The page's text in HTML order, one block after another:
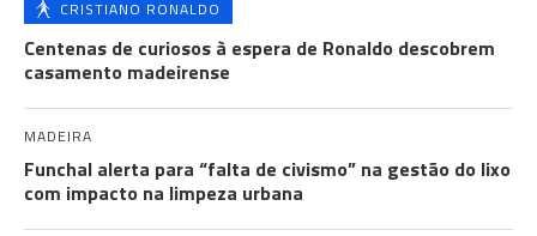
CRISTIANO RONALDO
Centenas de curiosos à espera de Ronaldo descobrem
casamento madeirense
MADEIRA
Funchal alerta para “falta de civismo” na gestão do lixo
com impacto na limpeza urbana